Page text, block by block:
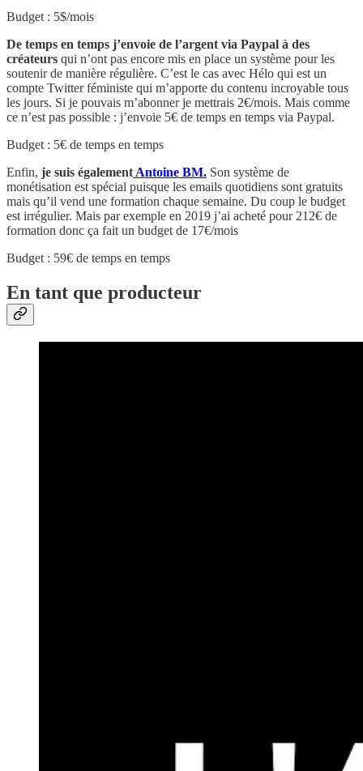
Budget : 5$/mois
De temps en temps j’envoie de l’argent via Paypal à des
créateurs qui n’ont pas encore mis en place un système pour les
soutenir de manière régulière. C’est le cas avec Hélo qui est un
compte Twitter féministe qui m’apporte du contenu incroyable tous
les jours. Si je pouvais m’abonner je mettrais 2€/mois. Mais comme
ce n’est pas possible : j’envoie 5€ de temps en temps via Paypal.
Budget : 5€ de temps en temps
Enfin, je suis également Antoine BM. Son système de
monétisation est spécial puisque les emails quotidiens sont gratuits
mais qu’il vend une formation chaque semaine. Du coup le budget
est irrégulier. Mais par exemple en 2019 j’ai acheté pour 212€ de
formation donc ça fait un budget de 17€/mois
Budget : 59€ de temps en temps
En tant que producteur